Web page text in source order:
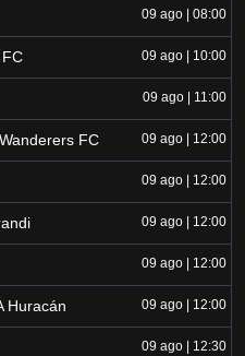
09 ago | 08:00
09 ago | 10:00
09 ago | 11:00
FC 09 ago | 12:00
09 ago | 12:00
09 ago | 12:00
09 ago | 12:00
Huracán 09 ago | 12:00
09 ago | 12:30